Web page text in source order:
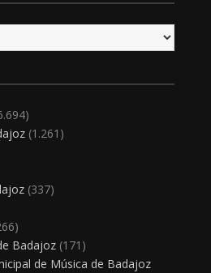
(1.261)
(337)
Badajoz(171)
de Música de Badajoz